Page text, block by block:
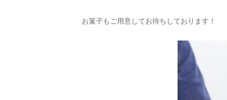
お菓子もご用意してお待ちしております！